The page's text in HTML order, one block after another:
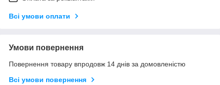
Всі умови оплати
Умови повернення
Повернення товару впродовж 14 днів за домовленістю
Всі умови повернення